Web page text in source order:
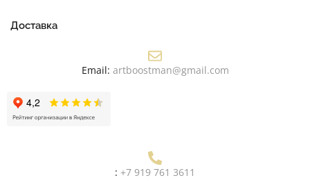
Доставка
Email: artboostman@gmail.com
: +7 919 761 3611